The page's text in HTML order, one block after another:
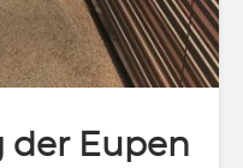
der Eupen